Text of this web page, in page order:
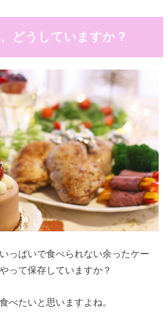
どうしていますか？
っぱいで食べられない余ったケー
って保存していますか？
べたいと思いますよね。